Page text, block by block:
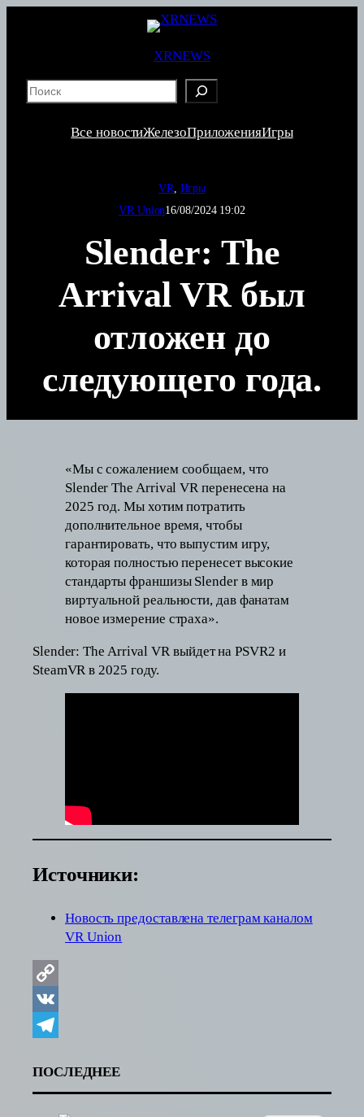
XRNEWS
Все новостиЖелезоПриложенияИгры
VR Игры
VR Union16/08/2024 19:02
Slender: The
Arrival VR был
отложен до
следующего года.
«Мы с сожалением сообщаем, что
Slender The Arrival VR перенесена на
2025 год. Мы хотим потратить
дополнительное время, чтобы
гарантировать, что выпустим игру,
которая полностью перенесет высокие
стандарты франшизы Slender в мир
виртуальной реальности, дав фанатам
новое измерение страха».
Slender: The Arrival VR выйдет на PSVR2 и
SteamVR в 2025 году.
Источники:
Новость предоставлена телеграм каналом
VR Union
Copy
Link
VK
ПОСЛЕДНЕЕ